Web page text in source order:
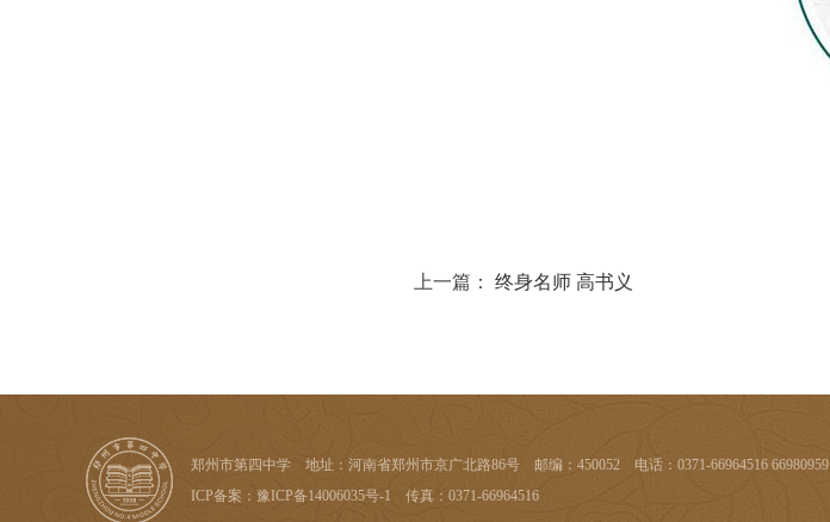
上一篇： 终身名师 高书义
郑州市第四中学 地址：河南省郑州市京广北路86号 邮编：450052 电话：0371-66964516 66980959
ICP备案： 豫ICP备14006035号-1 传真：0371-66964516